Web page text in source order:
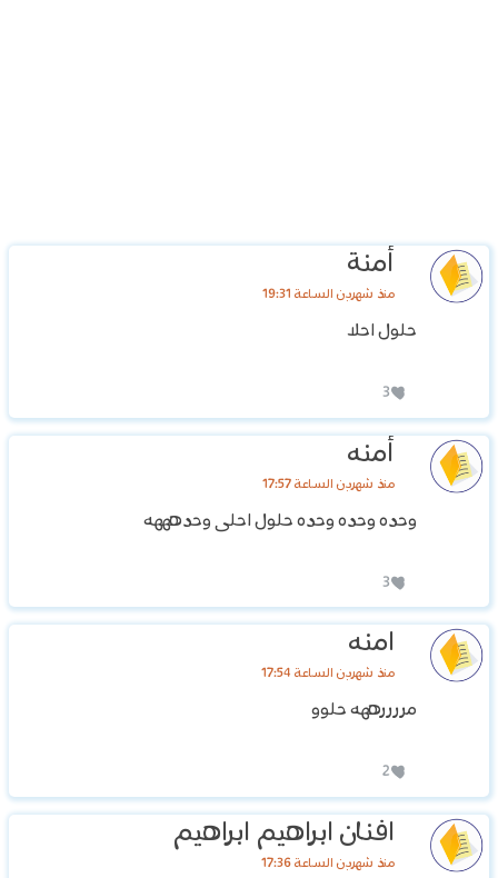
أمنة
منذ شهرين الساعة 19:31
حلول احلا
3
أمنه
منذ شهرين الساعة 17:57
وحده وحده وحده حلول احلى وحدهههه
3
امنه
منذ شهرين الساعة 17:54
مررررههه حلوو
2
افنان ابراهيم ابراهيم
منذ شهرين الساعة 17:36